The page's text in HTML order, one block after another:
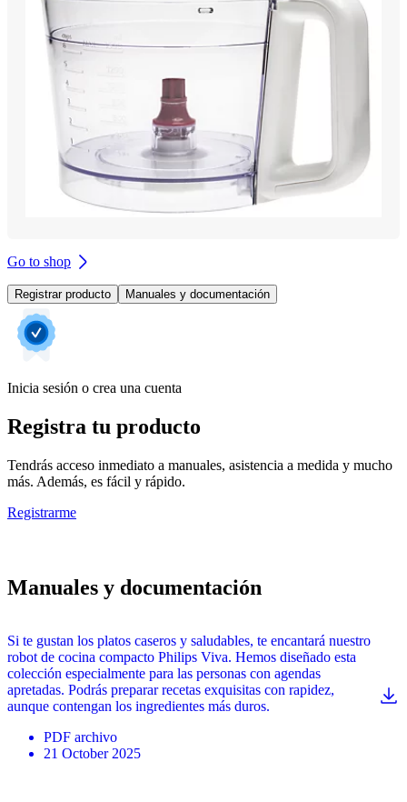
Go to shop
Registrar producto Manuales y documentación
Inicia sesión o crea una cuenta
Registra tu producto
Tendrás acceso inmediato a manuales, asistencia a medida y mucho
más. Además, es fácil y rápido.
Registrarme
Manuales y documentación
Si te gustan los platos caseros y saludables, te encantará nuestro
robot de cocina compacto Philips Viva. Hemos diseñado esta
colección especialmente para las personas con agendas
apretadas. Podrás preparar recetas exquisitas con rapidez,
aunque contengan los ingredientes más duros.
PDF archivo
21 October 2025